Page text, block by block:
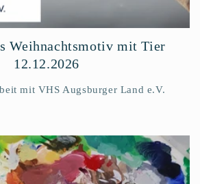
Weihnachtsmotiv mit Tier
12.12.2026
mit VHS Augsburger Land e.V.